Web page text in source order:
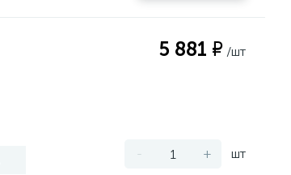
5 881 ₽ /шт
- + шт